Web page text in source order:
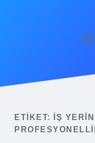
Yasal Uyarı
ETIKET:
İŞ